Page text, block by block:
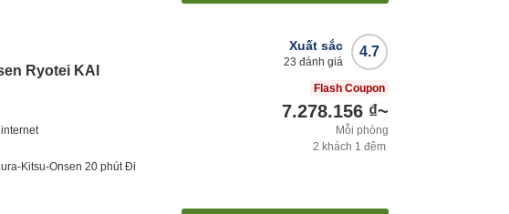
Ryotei KAI
Kitsu-Onsen20 phútĐi
4.7
Xuất sắc
23 đánh giá
Flash Coupon
7.278.156 ₫~
Mỗi phòng
2 khách 1 đêm